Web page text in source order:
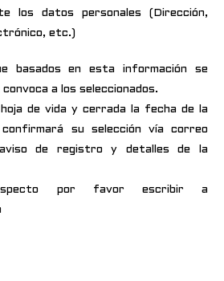
los datos personales (Dirección,
etc.)
basados en esta información se
a los seleccionados.
de vida y cerrada la fecha de la
su selección vía correo
de registro y detalles de la
por favor escribir a